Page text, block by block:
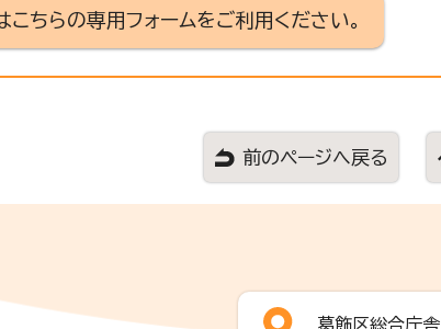
ちらの専用フォームをご利用ください。
前のページへ戻る
葛飾区総合庁舎